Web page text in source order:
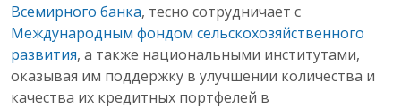
Всемирного банка, тесно сотрудничает с
Международным фондом сельскохозяйственного
развития, а также национальными институтами,
оказывая им поддержку в улучшении количества и
качества их кредитных портфелей в